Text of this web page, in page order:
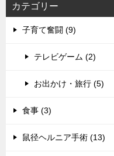
カテゴリー
子育て奮闘 (9)
テレビゲーム (2)
お出かけ・旅行 (5)
食事 (3)
鼠径ヘルニア手術 (13)